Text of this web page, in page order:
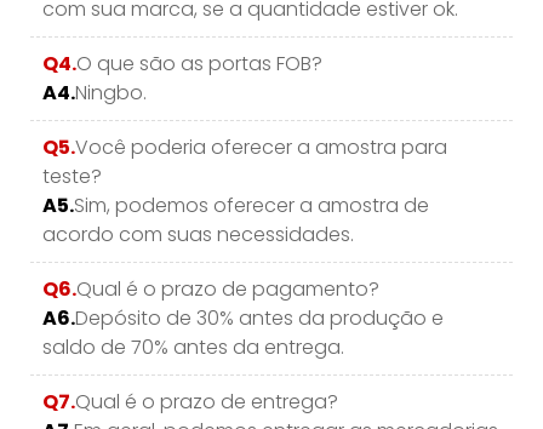
com sua marca, se a quantidade estiver ok.
Q4.O que são as portas FOB?
A4.Ningbo.
Q5.Você poderia oferecer a amostra para
teste?
A5.Sim, podemos oferecer a amostra de
acordo com suas necessidades.
Q6.Qual é o prazo de pagamento?
A6.Depósito de 30% antes da produção e
saldo de 70% antes da entrega.
Q7.Qual é o prazo de entrega?